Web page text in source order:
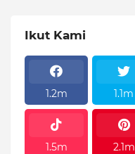
Ikut Kami
1.2m 1.1m
1.5m 2.1m